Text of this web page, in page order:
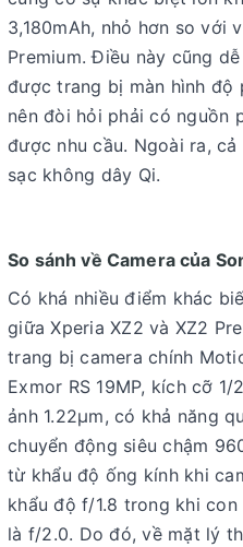
3,180mAh, nhỏ hơn so với
Premium. Điều này cũng
được trang bị màn hình độ
nên đòi hỏi phải có nguồn
được nhu cầu. Ngoài ra,
sạc không dây Qi.
So sánh về Camera của
Có khá nhiều điểm khác
giữa Xperia XZ2 và XZ2
trang bị camera chính
Exmor RS 19MP, kích cỡ
ảnh 1.22μm, có khả năng
chuyển động siêu chậm
từ khẩu độ ống kính khi
khẩu độ f/1.8 trong khi
là f/2.0. Do đó, về mặt lý